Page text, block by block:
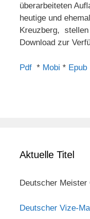
überarbeiteten
heutige und
Kreuzberg,
Download zur
Pdf * Mobi * Epub
Aktuelle Titel
Deutscher
Deutscher Vize-